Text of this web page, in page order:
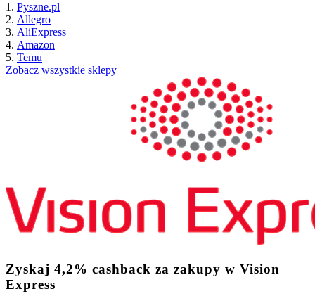
Pyszne.pl
Allegro
AliExpress
Amazon
Temu
Zobacz wszystkie sklepy
Zyskaj 4,2% cashback za zakupy w Vision
Express